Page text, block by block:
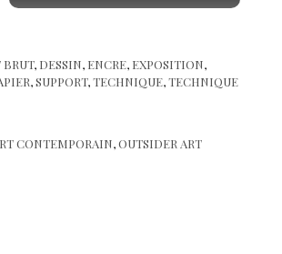
BRUT, DESSIN, ENCRE, EXPOSITION,
,SUPPORT,TECHNIQUE,TECHNIQUE
CONTEMPORAIN,OUTSIDER ART